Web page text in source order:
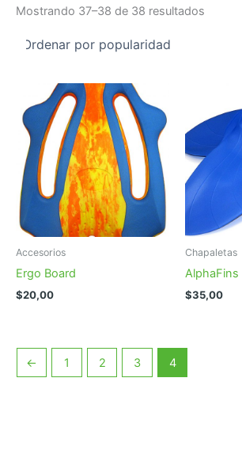
Mostrando 37–38 de 38 resultados
Accesorios
Ergo Board
$20,00
Chapaletas
AlphaFins
$35,00
← 1 2 3 4